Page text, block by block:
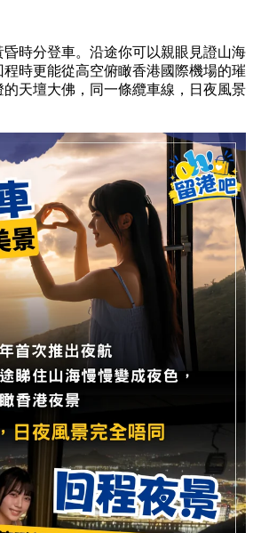
時分登車。沿途你可以親眼見證山海
時更能從高空俯瞰香港國際機場的璀
天壇大佛，同一條纜車線，日夜風景